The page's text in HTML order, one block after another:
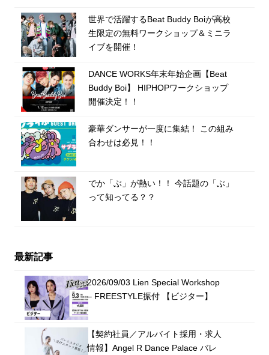
世界で活躍するBeat Buddy Boiが高校
生限定の無料ワークショップ＆ミニラ
イブを開催！
DANCE WORKS年末年始企画【Beat
Buddy Boi】 HIPHOPワークショップ
開催決定！！
豪華ダンサーが一度に集結！ この組み
合わせは必見！！
でか「ぶ」が熱い！！ 今話題の「ぶ」
って知ってる？？
最新記事
2026/09/03 Lien Special Workshop
– FREESTYLE振付 【ビジター】
【契約社員／アルバイト採用・求人
情報】Angel R Dance Palace バレ